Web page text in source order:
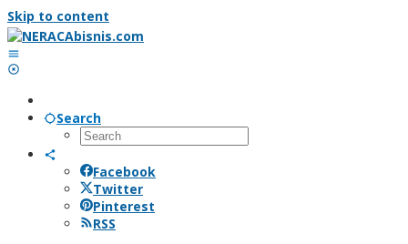
Skip to content
Search
Facebook
Twitter
Pinterest
RSS